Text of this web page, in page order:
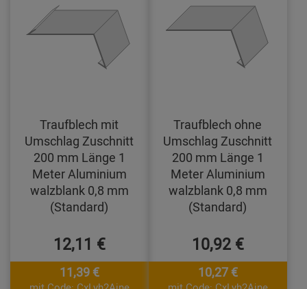
Traufblech mit
Umschlag Zuschnitt
200 mm Länge 1
Meter Aluminium
walzblank 0,8 mm
(Standard)
12,11 €
11,39 €
Traufblech ohne
Umschlag Zuschnitt
200 mm Länge 1
Meter Aluminium
walzblank 0,8 mm
(Standard)
10,92 €
10,27 €